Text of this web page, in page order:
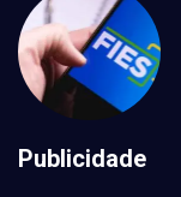
Publicidade